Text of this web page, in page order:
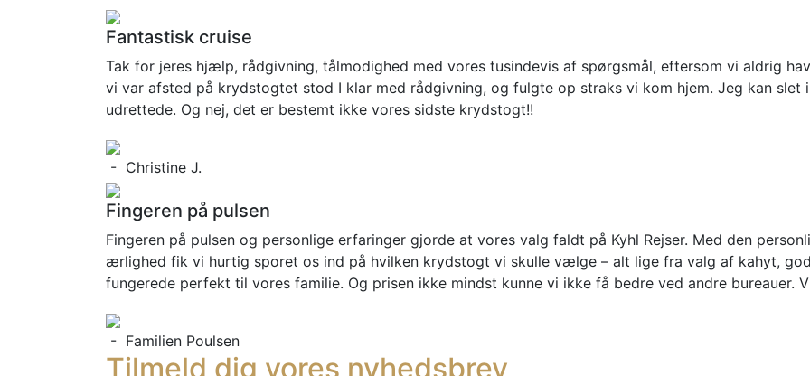
Fantastisk cruise
Tak for jeres hjælp, rådgivning, tålmodighed med vores tusindevis af spørgsmål, eftersom vi aldrig
vi var afsted på krydstogtet stod I klar med rådgivning, og fulgte op straks vi kom hjem. Jeg kan slet
udrettede. Og nej, det er bestemt ikke vores sidste krydstogt!!
- Christine J.
Fingeren på pulsen
Fingeren på pulsen og personlige erfaringer gjorde at vores valg faldt på Kyhl Rejser. Med den
ærlighed fik vi hurtig sporet os ind på hvilken krydstogt vi skulle vælge – alt lige fra valg af kahyt,
fungerede perfekt til vores familie. Og prisen ikke mindst kunne vi ikke få bedre ved andre bureauer.
- Familien Poulsen
Tilmeld dig vores nyhedsbrev